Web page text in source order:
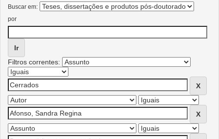
Buscar em:
por
Filtros correntes: